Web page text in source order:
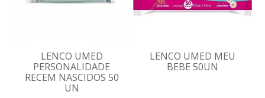
LENCO UMED
PERSONALIDADE
RECEM NASCIDOS 50
UN
LENCO UMED MEU
BEBE 50UN